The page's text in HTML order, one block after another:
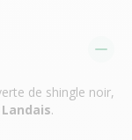
de shingle noir,
.